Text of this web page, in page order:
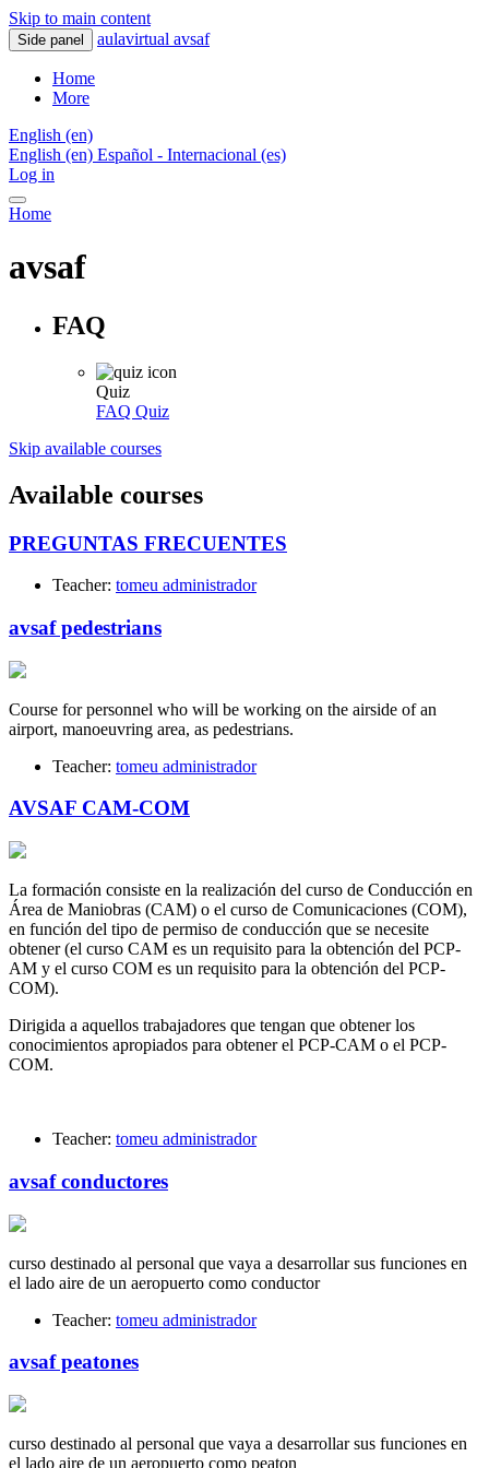
Skip to main content
Side panel aulavirtual avsaf
Home
More
English ‎(en)‎
English ‎(en)‎ Español - Internacional ‎(es)‎
Log in
Home
avsaf
FAQ
Quiz
FAQ Quiz
Skip available courses
Available courses
PREGUNTAS FRECUENTES
Teacher: tomeu administrador
avsaf pedestrians
Course for personnel who will be working on the airside of an
airport, manoeuvring area, as pedestrians.
Teacher: tomeu administrador
AVSAF CAM-COM
La formación consiste en la realización del curso de Conducción en
Área de Maniobras (CAM) o el curso de Comunicaciones (COM),
en función del tipo de permiso de conducción que se necesite
obtener (el curso CAM es un requisito para la obtención del PCP-
AM y el curso COM es un requisito para la obtención del PCP-
COM).
Dirigida a aquellos trabajadores que tengan que obtener los
conocimientos apropiados para obtener el PCP-CAM o el PCP-
COM.
Teacher: tomeu administrador
avsaf conductores
curso destinado al personal que vaya a desarrollar sus funciones en
el lado aire de un aeropuerto como conductor
Teacher: tomeu administrador
avsaf peatones
curso destinado al personal que vaya a desarrollar sus funciones en
el lado aire de un aeropuerto como peaton